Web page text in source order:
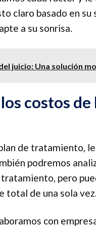
claro basado en su
a su sonrisa.
juicio: Una solución
costos
de tratamiento,
podremos
pero
total de una sola
con